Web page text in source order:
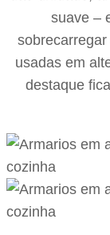
suave –
usadas em
destaque